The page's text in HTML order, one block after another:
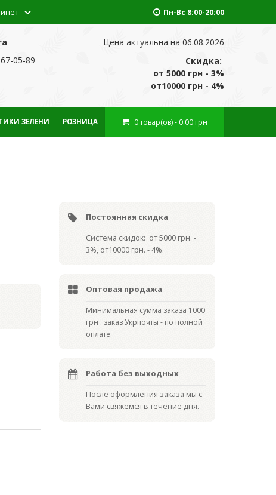
Пн-Вс 8:00-20:00
05-89
Цена актуальна на 06.08.2026
Скидка:
от 5000 грн - 3%
от10000 грн - 4%
0товар(ов)- 0.00 грн
ЗЕЛЕНИ РОЗНИЦА
Постоянная скидка
Система скидок: от 5000 грн. -
3%, от10000 грн. - 4%.
Оптовая продажа
Минимальная сумма заказа 1000
грн . заказ Укрпочты - по полной
оплате.
Работа без выходных
После оформления заказа мы с
Вами свяжемся в течение дня.